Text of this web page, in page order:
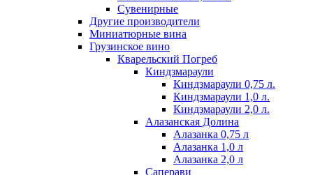
Сувенирные
Другие производители
Миниатюрные вина
Грузинское вино
Кварельский Погреб
Киндзмараули
Киндзмараули 0,75 л.
Киндзмараули 1,0 л.
Киндзмараули 2,0 л.
Алазанская Долина
Алазанка 0,75 л
Алазанка 1,0 л
Алазанка 2,0 л
Саперави